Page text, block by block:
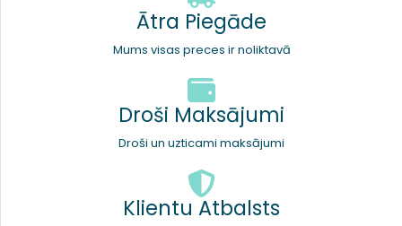
Ātra Piegāde
Mums visas preces ir noliktavā
Droši Maksājumi
Droši un uzticami maksājumi
Klientu Atbalsts